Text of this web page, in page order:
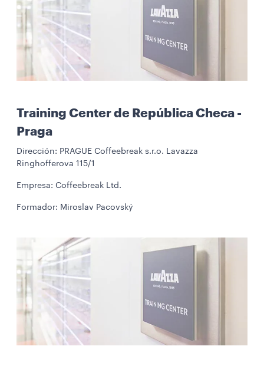
Training Center de República Checa -
Praga
Dirección: PRAGUE Coffeebreak s.r.o. Lavazza
Ringhofferova 115/1
Empresa: Coffeebreak Ltd.
Formador: Miroslav Pacovský